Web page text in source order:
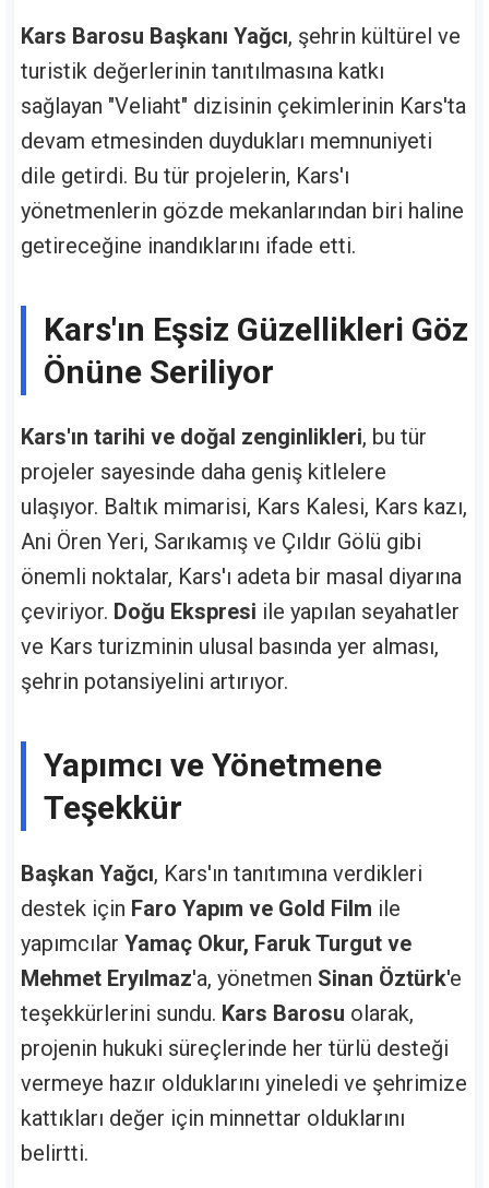
Kars Barosu Başkanı Yağcı, şehrin kültürel ve
turistik değerlerinin tanıtılmasına katkı
sağlayan "Veliaht" dizisinin çekimlerinin Kars'ta
devam etmesinden duydukları memnuniyeti
dile getirdi. Bu tür projelerin, Kars'ı
yönetmenlerin gözde mekanlarından biri haline
getireceğine inandıklarını ifade etti.
Kars'ın Eşsiz Güzellikleri Göz
Önüne Seriliyor
Kars'ın tarihi ve doğal zenginlikleri, bu tür
projeler sayesinde daha geniş kitlelere
ulaşıyor. Baltık mimarisi, Kars Kalesi, Kars kazı,
Ani Ören Yeri, Sarıkamış ve Çıldır Gölü gibi
önemli noktalar, Kars'ı adeta bir masal diyarına
çeviriyor. Doğu Ekspresi ile yapılan seyahatler
ve Kars turizminin ulusal basında yer alması,
şehrin potansiyelini artırıyor.
Yapımcı ve Yönetmene
Teşekkür
Başkan Yağcı, Kars'ın tanıtımına verdikleri
destek için Faro Yapım ve Gold Film ile
yapımcılar Yamaç Okur, Faruk Turgut ve
Mehmet Eryılmaz'a, yönetmen Sinan Öztürk'e
teşekkürlerini sundu. Kars Barosu olarak,
projenin hukuki süreçlerinde her türlü desteği
vermeye hazır olduklarını yineledi ve şehrimize
kattıkları değer için minnettar olduklarını
belirtti.